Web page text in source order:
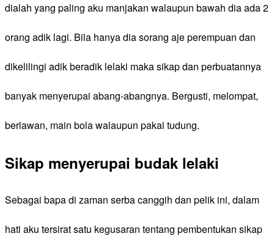
dialah yang paling aku manjakan walaupun bawah dia ada 2
orang adik lagi. Bila hanya dia sorang aje perempuan dan
dikelilingi adik beradik lelaki maka sikap dan perbuatannya
banyak menyerupai abang-abangnya. Bergusti, melompat,
berlawan, main bola walaupun pakai tudung.
Sikap menyerupai budak lelaki
Sebagai bapa di zaman serba canggih dan pelik ini, dalam
hati aku tersirat satu kegusaran tentang pembentukan sikap